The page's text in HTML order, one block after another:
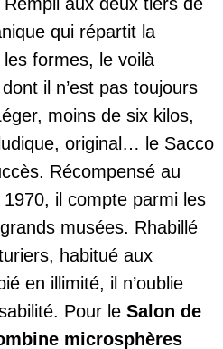
qui répartit la
formes, le voilà
il n’est pas toujours
moins de six kilos,
original… le Sacco
Récompensé au
1970, il compte parmi les
musées. Rhabillé
habitué aux
en illimité, il n’oublie
Pour le Salon de
microsphères